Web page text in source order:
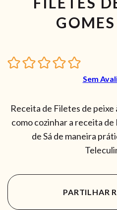
Sem
Receita de Filetes de peixe
como cozinhar a receita de
de Sá de maneira
PARTILHAR